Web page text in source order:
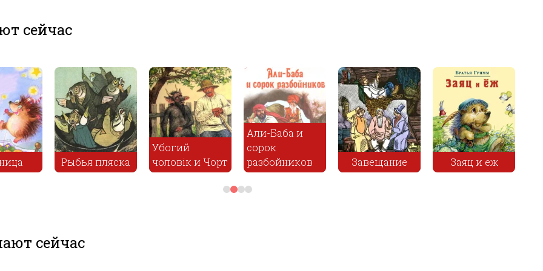
сейчас
Убогий
чоловік и Чорт
Али-Баба и
сорок
разбойников
Завещание Заяц и еж
Сага о
часовом
Пустынник
Медведь
сейчас